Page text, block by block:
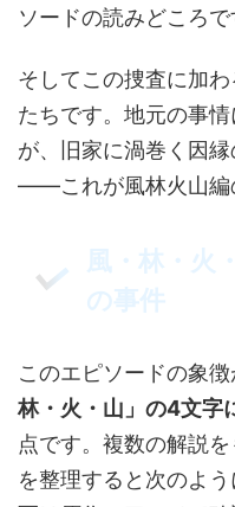
ソードの読みどころで
そしてこの捜査に加
たちです。地元の事
が、旧家に渦巻く因
——これが風林火山編
風・林・火
の事件
このエピソードの象
林・火・山」の4文字
点です。複数の解説
を整理すると次のよ